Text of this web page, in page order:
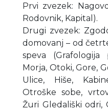
Prvi zvezek:
Rodovnik, Kapital).
Drugi zvezek:
domovanj – od
speva (Grafologija
Morja, Otoki, Gore,
Ulice, Hiše,
Otroške sobe,
Žuri Gledališki odri,